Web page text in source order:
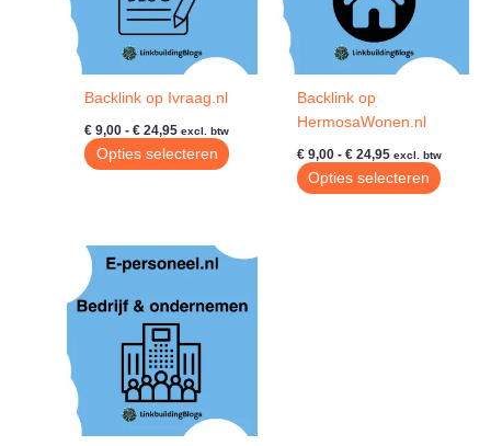
Backlink op Ivraag.nl
€ 9,00 - € 24,95 Prijsklasse:
€ 9,00
tot
excl. btw
Opties selecteren
Dit
de
Backlink op
HermosaWonen.nl
€9,00 - €24,95Prijsklasse:
€ 9,00
tot
excl. btw
Opties selecteren
Dit